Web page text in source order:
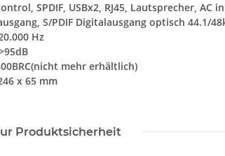
SPDIF, USBx2, RJ45, Lautsprecher, AC
S/PDIF Digitalausgang optisch 44.1/
Hz
(nicht mehr erhältlich)
x 65 mm
Produktsicherheit